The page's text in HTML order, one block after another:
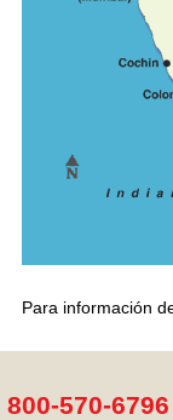
Para información
800-570-6796